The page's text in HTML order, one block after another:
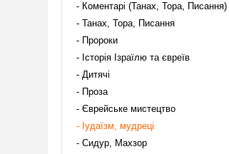
Коментарі (Танах, Тора, Писання)
Танах, Тора, Писання
Пророки
Історія Ізраїлю та євреїв
Дитячі
Проза
Єврейське мистецтво
Іудаїзм, мудреці
Сидур, Махзор